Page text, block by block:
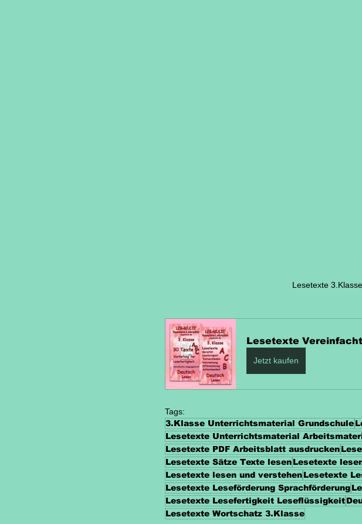
Lesetexte
Lesetexte
Jetzt kaufen
Tags:
3.Klasse Unterrichtsmaterial Grundschule
Lesetexte Unterrichtsmaterial
Lesetexte PDF Arbeitsblatt ausdrucken
Lesetexte Sätze Texte lesenLesetexte
Lesetexte lesen und verstehenLesetexte
Lesetexte Leseförderung Sprachförderung
Lesetexte Lesefertigkeit Leseflüssigkeit
Lesetexte Wortschatz 3.Klasse